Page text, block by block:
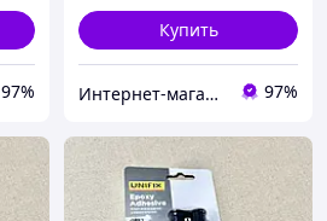
97%
Купить
Интернет-магазин "KrazAuto" 97%